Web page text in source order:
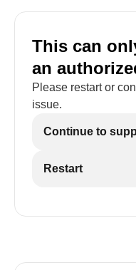
This can
an
Please restart or
issue.
Continue to
Restart